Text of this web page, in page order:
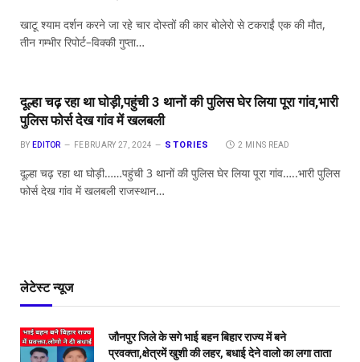
खाटू श्याम दर्शन करने जा रहे चार दोस्तों की कार बोलेरो से टकराईं एक की मौत,
तीन गम्भीर रिपोर्ट–विक्की गुप्ता…
दूल्हा चढ़ रहा था घोड़ी,पहुंची 3 थानों की पुलिस घेर लिया पूरा गांव,भारी
पुलिस फोर्स देख गांव में खलबली
BY EDITOR FEBRUARY 27, 2024 STORIES 2 MINS READ
दूल्हा चढ़ रहा था घोड़ी……पहुंची 3 थानों की पुलिस घेर लिया पूरा गांव…..भारी पुलिस
फोर्स देख गांव में खलबली राजस्थान…
लेटेस्ट न्यूज
जौनपुर जिले के सगे भाई बहन बिहार राज्य में बने
प्रवक्ता,क्षेत्रमें खुशी की लहर, बधाई देने वालो का लगा ताता